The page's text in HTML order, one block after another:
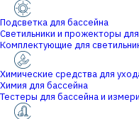
Подсветка для бассейна
Светильники и прожекторы
Комплектующие для
Химические средства для
Химия для бассейна
Тестеры для бассейна и